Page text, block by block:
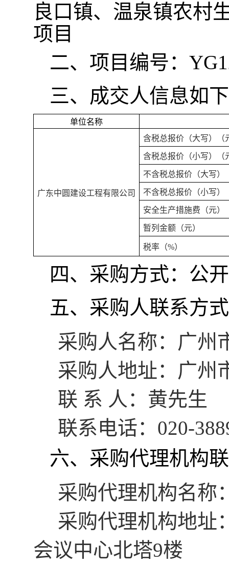
良口镇、温泉镇农村
项目
二、 项目编号：
三、 成交人信息如下
单位名称
广东中圆建设工程有限公司
含税总报价（大写）（
含税总报价（小写）（
不含税总报价（大写）
不含税总报价（小写）
安全生产措施费（元）
暂列金额（元）
税率（%）
四、采购方式：公
五、采购人联系方式
采购人名称：广州
采购人地址：广州
联 系 人：黄先生
联系电话： 020-
六、采购代理机构
采购代理机构名称
采购代理机构地址
会议中心北塔9楼